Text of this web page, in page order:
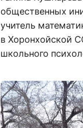
общественных
учитель
в Хоронхойской
школьного